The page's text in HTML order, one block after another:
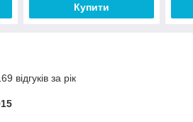
Купити
відгуків за рік